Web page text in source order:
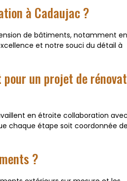
à Cadaujac ?
de bâtiments, notamment en
et notre souci du détail à
un projet de
en étroite collaboration avec
chaque étape soit coordonnée de
?